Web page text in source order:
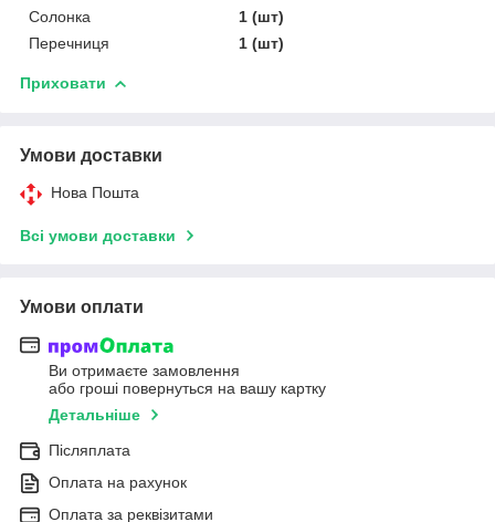
Солонка
1 (шт)
Перечниця
1 (шт)
Приховати
Умови доставки
Нова Пошта
Всі умови доставки
Умови оплати
Ви отримаєте замовлення
або гроші повернуться на вашу картку
Детальніше
Післяплата
Оплата на рахунок
Оплата за реквізитами